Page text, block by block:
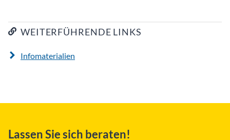
WEITERFÜHRENDE LINKS
Infomaterialien
Lassen Sie sich beraten!